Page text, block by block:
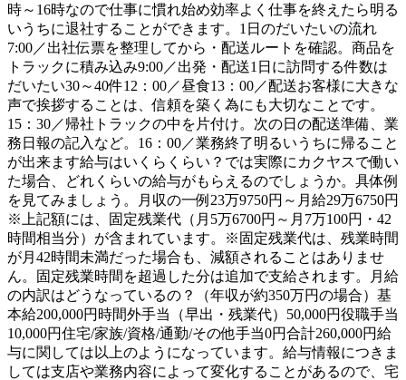
時～16時なので仕事に慣れ始め効率よく仕事を終えたら明る
いうちに退社することができます。1日のだいたいの流れ
7:00／出社伝票を整理してから・配送ルートを確認。商品を
トラックに積み込み9:00／出発・配送1日に訪問する件数は
だいたい30～40件12：00／昼食13：00／配送お客様に大きな
声で挨拶することは、信頼を築く為にも大切なことです。
15：30／帰社トラックの中を片付け。次の日の配送準備、業
務日報の記入など。16：00／業務終了明るいうちに帰ること
が出来ます給与はいくらくらい？では実際にカクヤスで働い
た場合、どれくらいの給与がもらえるのでしょうか。具体例
を見てみましょう。月収の一例23万9750円～月給29万6750円
※上記額には、固定残業代（月5万6700円～月7万100円・42
時間相当分）が含まれています。※固定残業代は、残業時間
が月42時間未満だった場合も、減額されることはありませ
ん。固定残業時間を超過した分は追加で支給されます。月給
の内訳はどうなっているの？（年収が約350万円の場合）基
本給200,000円時間外手当（早出・残業代）50,000円役職手当
10,000円住宅/家族/資格/通勤/その他手当0円合計260,000円給
与に関しては以上のようになっています。給与情報につきま
しては支店や業務内容によって変化することがあるので、宅